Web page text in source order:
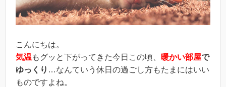
こんにちは。
気温 もグッと下がってきた今日この頃、 暖かい部屋で
ゆっくり …なんていう休日の過ごし方もたまにはいい
ものですよね。